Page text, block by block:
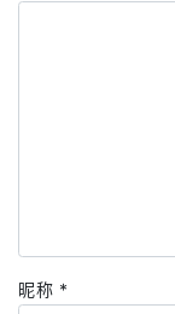
昵称 *